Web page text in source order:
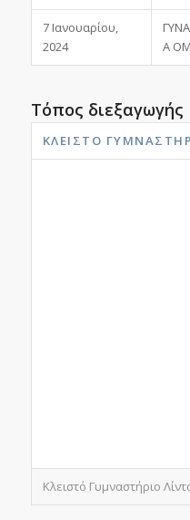
7 Ιανουαρίου,
2024
Α
Τόπος διεξαγωγής
ΚΛΕΙΣΤΌ
Κλειστό Γυμναστήριο